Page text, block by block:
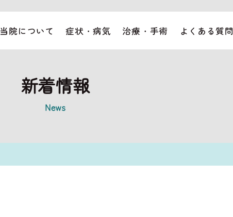
当院について 症状・病気 治療・手術 よくある質問
新着情報
News